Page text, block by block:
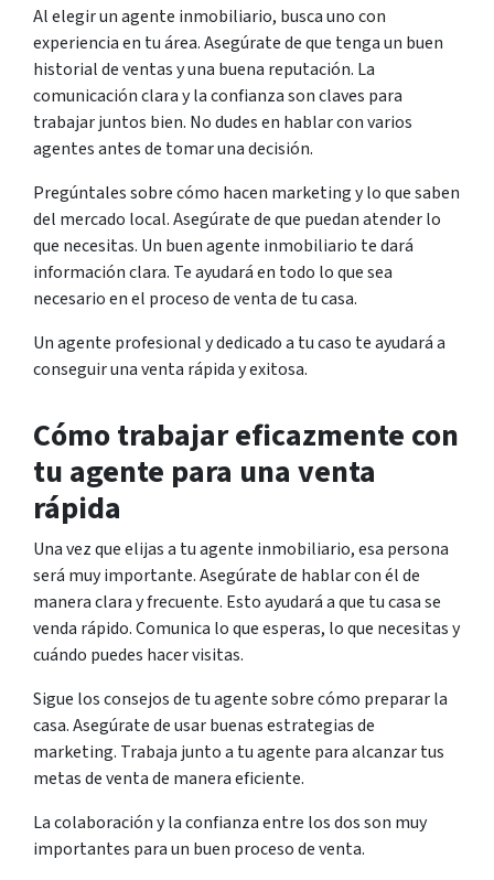
Al elegir un agente inmobiliario, busca uno con
experiencia en tu área. Asegúrate de que tenga un buen
historial de ventas y una buena reputación. La
comunicación clara y la confianza son claves para
trabajar juntos bien. No dudes en hablar con varios
agentes antes de tomar una decisión.
Pregúntales sobre cómo hacen marketing y lo que saben
del mercado local. Asegúrate de que puedan atender lo
que necesitas. Un buen agente inmobiliario te dará
información clara. Te ayudará en todo lo que sea
necesario en el proceso de venta de tu casa.
Un agente profesional y dedicado a tu caso te ayudará a
conseguir una venta rápida y exitosa.
Cómo trabajar eficazmente con
tu agente para una venta
rápida
Una vez que elijas a tu agente inmobiliario, esa persona
será muy importante. Asegúrate de hablar con él de
manera clara y frecuente. Esto ayudará a que tu casa se
venda rápido. Comunica lo que esperas, lo que necesitas y
cuándo puedes hacer visitas.
Sigue los consejos de tu agente sobre cómo preparar la
casa. Asegúrate de usar buenas estrategias de
marketing. Trabaja junto a tu agente para alcanzar tus
metas de venta de manera eficiente.
La colaboración y la confianza entre los dos son muy
importantes para un buen proceso de venta.